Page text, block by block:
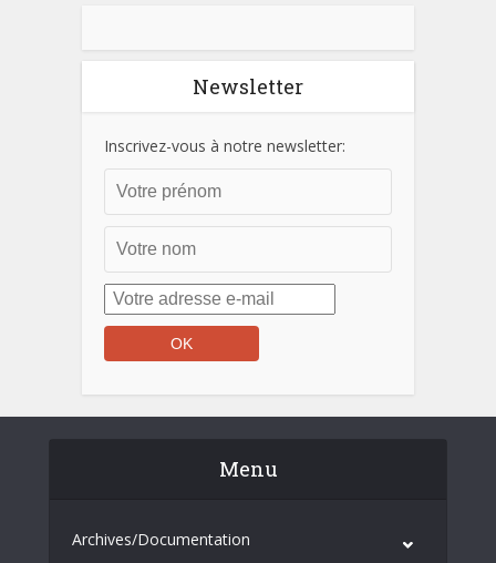
Newsletter
Inscrivez-vous à notre newsletter:
Menu
Archives/Documentation